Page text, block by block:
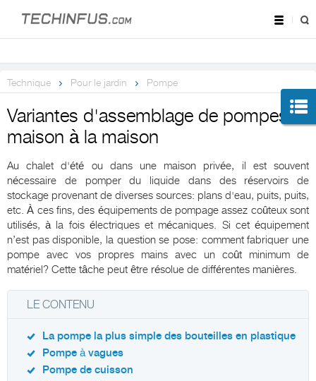
Technique Pour le jardin Pompe
Variantes d'assemblage de pompes
maison à la maison
Au chalet d'été ou dans une maison privée, il est souvent
nécessaire de pomper du liquide dans des réservoirs de
stockage provenant de diverses sources: plans d'eau, puits, puits,
etc. À ces fins, des équipements de pompage assez coûteux sont
utilisés, à la fois électriques et mécaniques. Si cet équipement
n’est pas disponible, la question se pose: comment fabriquer une
pompe avec vos propres mains avec un coût minimum de
matériel? Cette tâche peut être résolue de différentes manières.
LE CONTENU
La pompe la plus simple des bouteilles en plastique
Pompe à vagues
Pompe de cuisson